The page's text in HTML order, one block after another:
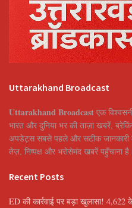
Uttarakhand Broadcast
Uttarakhand Broadcast एक
भारत और दुनिया भर की ताज़ा खबरें,
अपडेट्स सबसे पहले और सटीक जानकारी
तेज़, निष्पक्ष और भरोसेमंद खबरें पहुँचाना है।
Recent Posts
ED की कार्रवाई पर बड़ा खुलासा!